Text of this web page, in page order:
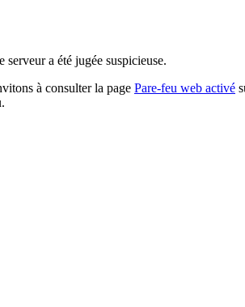
a été jugée suspicieuse.
à consulter la page Pare-feu web activé